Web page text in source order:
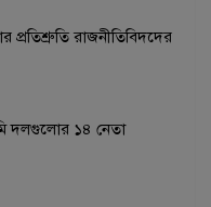
প্রতিশ্রুতি রাজনীতিবিদদের
দলগুলোর ১৪ নেতা